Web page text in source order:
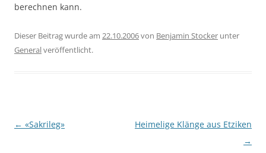
berechnen kann.
Dieser Beitrag wurde am 22.10.2006von Benjamin Stocker unter
Generalveröffentlicht.
Beitragsnavigation
← «Sakrileg»
Heimelige Klänge aus Etziken
→